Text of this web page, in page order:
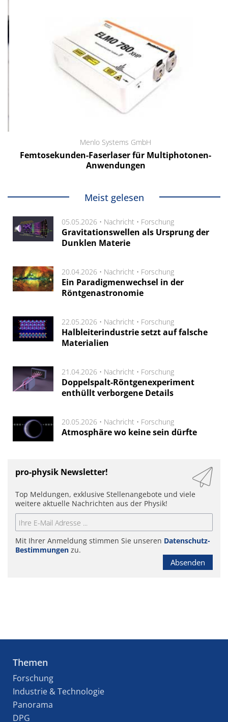
Menlo Systems GmbH
Femtosekunden-Faserlaser für Multiphotonen-
Anwendungen
Meist gelesen
05.05.2026 • Nachricht • Forschung
Gravitationswellen als Ursprung der
Dunklen Materie
20.04.2026 • Nachricht • Forschung
Ein Paradigmenwechsel in der
Röntgenastronomie
22.05.2026 • Nachricht • Forschung
Halbleiterindustrie setzt auf falsche
Materialien
21.04.2026 • Nachricht • Forschung
Doppelspalt-Röntgenexperiment
enthüllt verborgene Details
20.05.2026 • Nachricht • Forschung
Atmosphäre wo keine sein dürfte
pro-physik Newsletter!
Top Meldungen, exklusive Stellenangebote und viele
weitere aktuelle Nachrichten aus der Physik!
Mit Ihrer Anmeldung stimmen Sie unseren Datenschutz-
Bestimmungen zu.
Absenden
Themen
Forschung
Industrie & Technologie
Panorama
DPG